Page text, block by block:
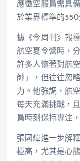
應徵空服員需具
於業界標準的550
據《今周刊》報
航空夏令營時，
許多人懷著對航
帥」，但往往忽
力。他強調，航
每天充滿挑戰，
員時刻保持專注
張國煒進一步解
極高，尤其是心